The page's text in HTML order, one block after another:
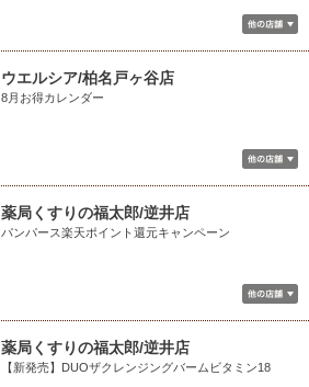
ウエルシア/柏名戸ヶ谷店
8月お得カレンダー
薬局くすりの福太郎/逆井店
パンパース楽天ポイント還元キャンペーン
薬局くすりの福太郎/逆井店
【新発売】DUOザクレンジングバームビタミン18